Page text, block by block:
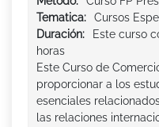
Tematica:
Cursos
Duración:
Este curso
horas
Este Curso de
proporcionar a los
esenciales
las relaciones